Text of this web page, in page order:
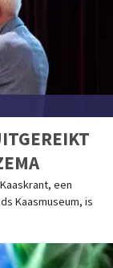
een
Kaasmuseum, is